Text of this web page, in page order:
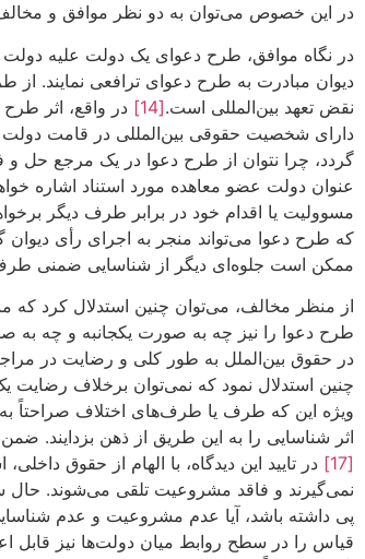
در این خصوص می‌توان به دو نظر موافق و
در نگاه موافق، طرح دعوای یک دولت علیه دولت
دیوان مبادرت به طرح دعوای ترافعی نمایند.
نقض تعهد بین‌المللی است.[14]
در واقع، اثر
دارای شخصیت حقوقی بین‌المللی در قامت دولت
گردد، چرا نتوان از طرح دعوا در یک مرجع حل
مسوولیت یا اقدام خود در برابر طرف دیگر
که طرح دعوا می‌تواند منجر به اجرای رأی
ممکن است جلوه‌ای دیگر از شناسایی ضمنی طرف
از منظر مخالف، می‌توان چنین استدلال کرد
طرح دعوا را نیز چه به صورت یکجانبه و چه به
در حقوق بین‌الملل به طور کلی و رضایت در
چنین استدلال نمود که نمی‌توان برخلاف رضایت
ویژه این که طرف یا طرف‌های اختلاف صراحتاً به
اثر شناسایی را به این طریق از ذهن
[17]
در تایید این دیدگاه، با الهام از حقوق
نمی‌گیرند و فاقد مشروعیت تلقی می‌شوند. حال
پی داشته باشد، آیا عدم مشروعیت و عدم
قیاس را در سطح روابط میان دولت‌ها نیز قابل